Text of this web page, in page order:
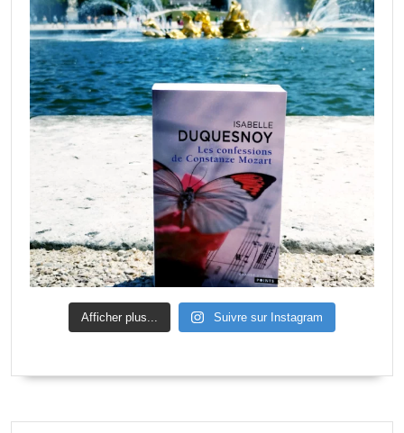
Afficher plus... Suivre sur Instagram